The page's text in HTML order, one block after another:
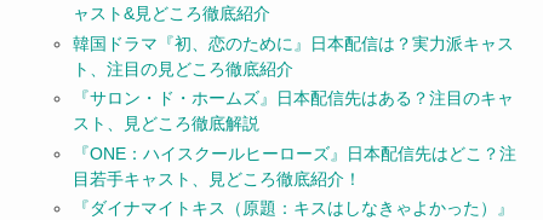
ャスト&見どころ徹底紹介
韓国ドラマ『初、恋のために』日本配信は？実力派キャス
ト、注目の見どころ徹底紹介
『サロン・ド・ホームズ』日本配信先はある？注目のキャ
スト、見どころ徹底解説
『ONE：ハイスクールヒーローズ』日本配信先はどこ？注
目若手キャスト、見どころ徹底紹介！
『ダイナマイトキス（原題：キスはしなきゃよかった）』